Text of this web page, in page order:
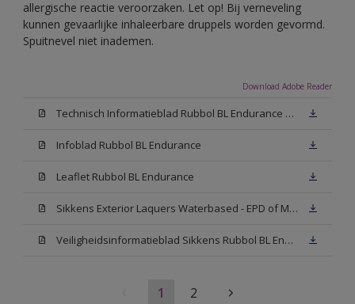
allergische reactie veroorzaken. Let op! Bij verneveling
kunnen gevaarlijke inhaleerbare druppels worden gevormd.
Spuitnevel niet inademen.
Download Adobe Reader
Technisch Informatieblad Rubbol BL Endurance HG (PDF)
Infoblad Rubbol BL Endurance
Leaflet Rubbol BL Endurance
Sikkens Exterior Laquers Waterbased - EPD of Milieuproductverklaring
Veiligheidsinformatieblad Sikkens Rubbol BL Endurance High Gloss N00 (MSDS)
1 2